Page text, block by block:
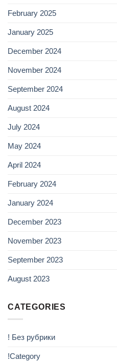
February 2025
January 2025
December 2024
November 2024
September 2024
August 2024
July 2024
May 2024
April 2024
February 2024
January 2024
December 2023
November 2023
September 2023
August 2023
CATEGORIES
! Без рубрики
!Category